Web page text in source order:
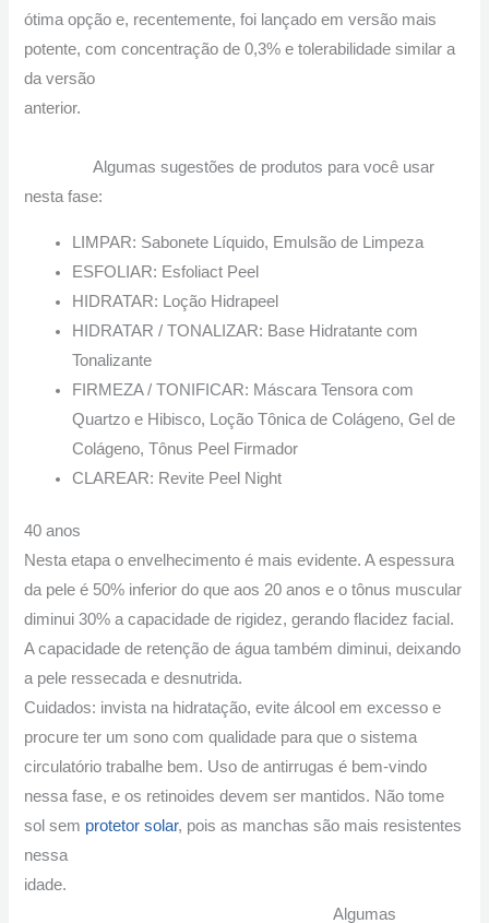
ótima opção e, recentemente, foi lançado em versão mais
potente, com concentração de 0,3% e tolerabilidade similar a
da versão
anterior.
Algumas sugestões de produtos para você usar
nesta fase:
LIMPAR: Sabonete Líquido, Emulsão de Limpeza
ESFOLIAR: Esfoliact Peel
HIDRATAR: Loção Hidrapeel
HIDRATAR / TONALIZAR: Base Hidratante com
Tonalizante
FIRMEZA / TONIFICAR: Máscara Tensora com
Quartzo e Hibisco, Loção Tônica de Colágeno, Gel de
Colágeno, Tônus Peel Firmador
CLAREAR: Revite Peel Night
40 anos
Nesta etapa o envelhecimento é mais evidente. A espessura
da pele é 50% inferior do que aos 20 anos e o tônus muscular
diminui 30% a capacidade de rigidez, gerando flacidez facial.
A capacidade de retenção de água também diminui, deixando
a pele ressecada e desnutrida.
Cuidados: invista na hidratação, evite álcool em excesso e
procure ter um sono com qualidade para que o sistema
circulatório trabalhe bem. Uso de antirrugas é bem-vindo
nessa fase, e os retinoides devem ser mantidos. Não tome
sol sem protetor solar, pois as manchas são mais resistentes
nessa
idade.
Algumas